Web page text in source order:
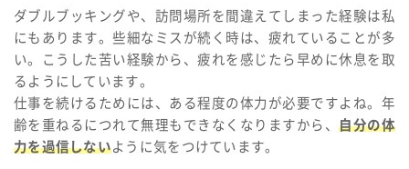
ダブルブッキングや、訪問場所を間違えてしまった経験は私
にもあります。些細なミスが続く時は、疲れていることが多
い。こうした苦い経験から、疲れを感じたら早めに休息を取
るようにしています。
仕事を続けるためには、ある程度の体力が必要ですよね。年
齢を重ねるにつれて無理もできなくなりますから、自分の体
力を過信しないように気をつけています。